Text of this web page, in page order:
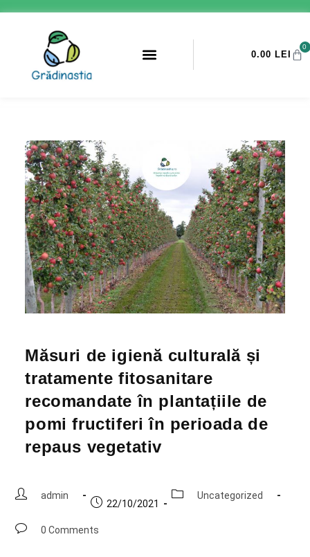
0.00 LEI
0
Măsuri de igienă culturală și
tratamente fitosanitare
recomandate în plantațiile de
pomi fructiferi în perioada de
repaus vegetativ
admin
22/10/2021
Uncategorized
0 Comments